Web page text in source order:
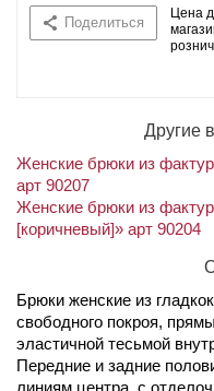
Поделиться
Цена
Другие
Женские брюки из
арт 90207
Женские брюки из
[коричневый]» арт 90204
Брюки женские из
свободного покроя,
эластичной тесьмой
Передние и задние
линиям центра, с